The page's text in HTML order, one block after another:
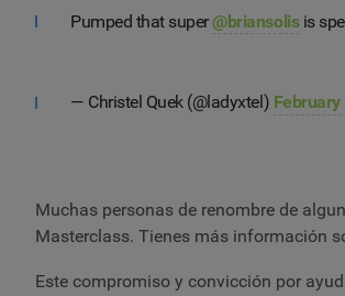
Pumped that super @briansolisis
— Christel Quek (@ladyxtel) February
Muchas personas de renombre de
Masterclass. Tienes más información
Este compromiso y convicción por